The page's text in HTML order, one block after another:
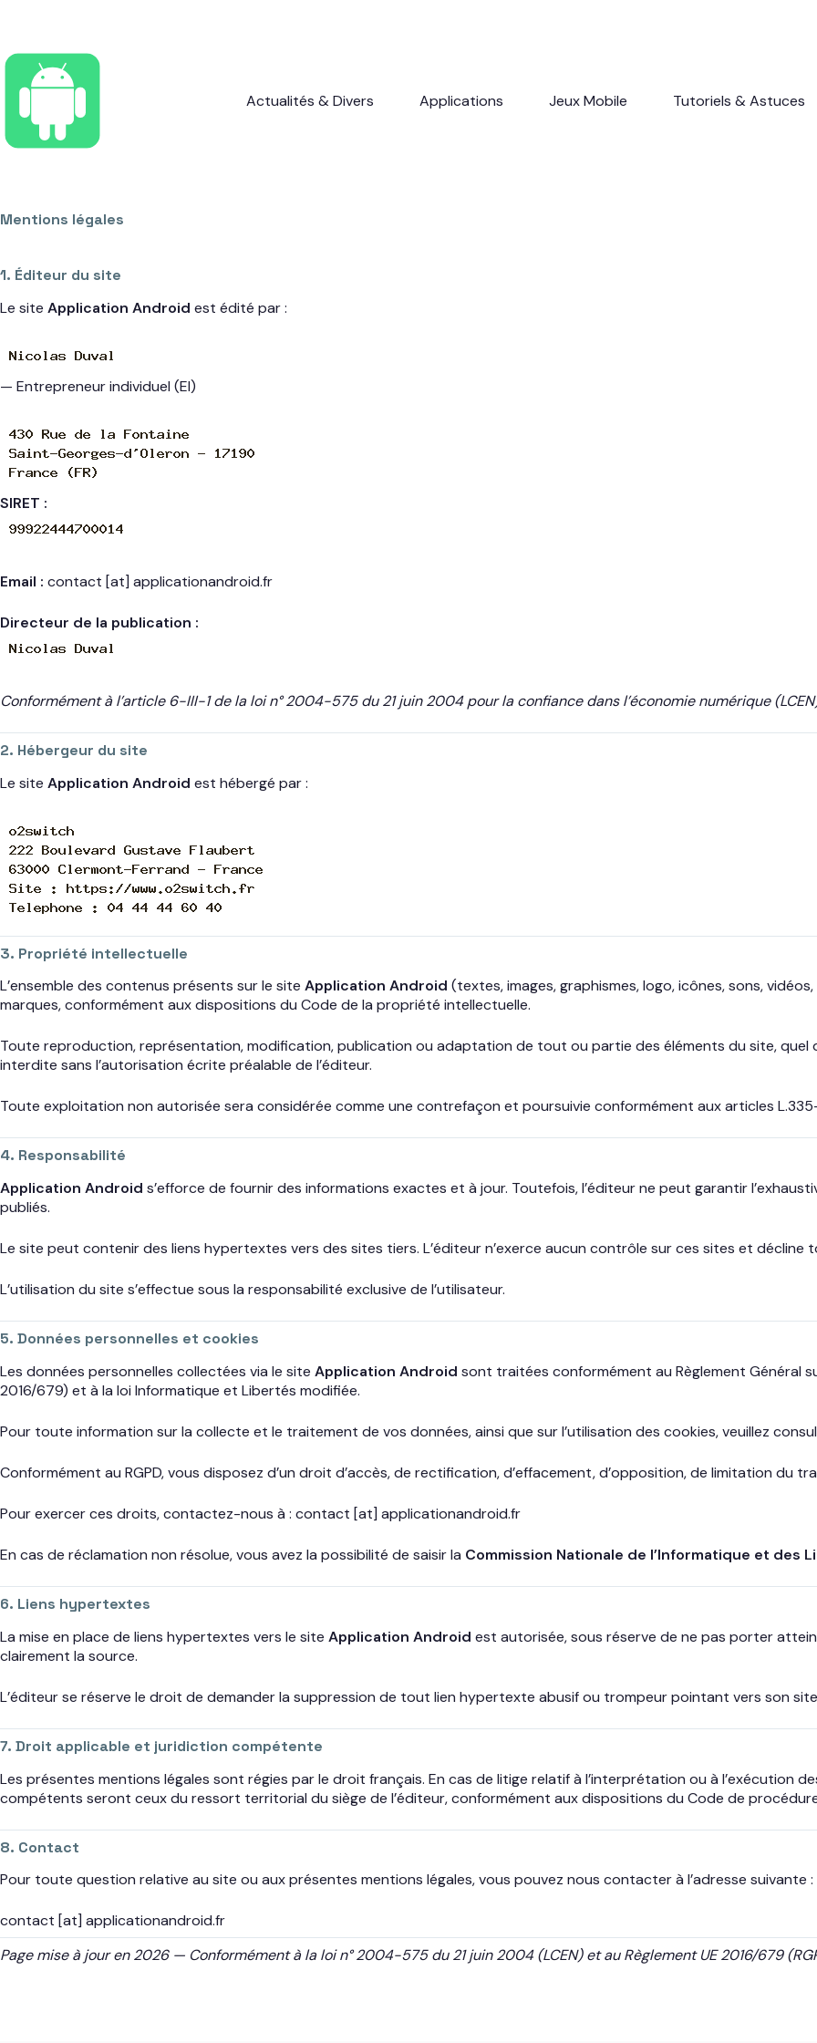
Actualités & Divers Applications Jeux Mobile Tutoriels & Astuces
Mentions légales
1. Éditeur du site
Le site Application Android est édité par :
— Entrepreneur individuel (EI)
SIRET :
Email : contact [at] applicationandroid.fr
Directeur de la publication :
Conformément à l’article 6-III-1 de la loi n° 2004-575 du 21 juin 2004 pour la confiance dans l’économie numérique
2. Hébergeur du site
Le site Application Android est hébergé par :
3. Propriété intellectuelle
L’ensemble des contenus présents sur le site Application Android (textes, images, graphismes, logo, icônes, sons,
marques, conformément aux dispositions du Code de la propriété intellectuelle.
Toute reproduction, représentation, modification, publication ou adaptation de tout ou partie des éléments du site,
interdite sans l’autorisation écrite préalable de l’éditeur.
Toute exploitation non autorisée sera considérée comme une contrefaçon et poursuivie conformément aux articles
4. Responsabilité
Application Android s’efforce de fournir des informations exactes et à jour. Toutefois, l’éditeur ne peut garantir
publiés.
Le site peut contenir des liens hypertextes vers des sites tiers. L’éditeur n’exerce aucun contrôle sur ces sites et
L’utilisation du site s’effectue sous la responsabilité exclusive de l’utilisateur.
5. Données personnelles et cookies
Les données personnelles collectées via le site Application Android sont traitées conformément au Règlement Général
2016/679) et à la loi Informatique et Libertés modifiée.
Pour toute information sur la collecte et le traitement de vos données, ainsi que sur l’utilisation des cookies, veuillez
Conformément au RGPD, vous disposez d’un droit d’accès, de rectification, d’effacement, d’opposition, de limitation du
Pour exercer ces droits, contactez-nous à : contact [at] applicationandroid.fr
En cas de réclamation non résolue, vous avez la possibilité de saisir la Commission Nationale de l’Informatique et des
6. Liens hypertextes
La mise en place de liens hypertextes vers le site Application Android est autorisée, sous réserve de ne pas porter
clairement la source.
L’éditeur se réserve le droit de demander la suppression de tout lien hypertexte abusif ou trompeur pointant vers son
7. Droit applicable et juridiction compétente
Les présentes mentions légales sont régies par le droit français. En cas de litige relatif à l’interprétation ou à l’exécution
compétents seront ceux du ressort territorial du siège de l’éditeur, conformément aux dispositions du Code de
8. Contact
Pour toute question relative au site ou aux présentes mentions légales, vous pouvez nous contacter à l’adresse suivante :
contact [at] applicationandroid.fr
Page mise à jour en 2026 — Conformément à la loi n° 2004-575 du 21 juin 2004 (LCEN) et au Règlement UE 2016/679